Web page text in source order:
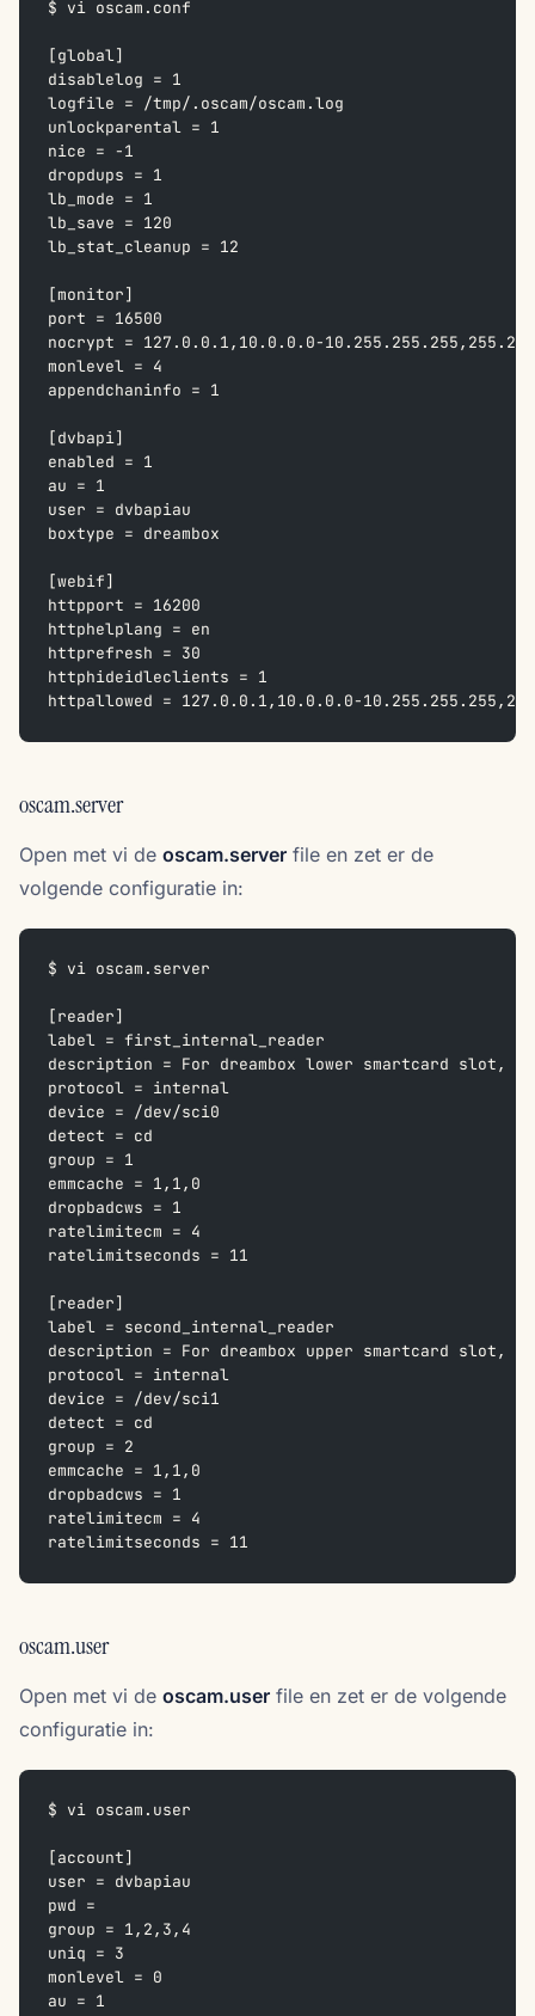
$ vi oscam.conf
[global]
disablelog = 1
logfile = /tmp/.oscam/oscam.log
unlockparental = 1
nice = -1
dropdups = 1
lb_mode = 1
lb_save = 120
lb_stat_cleanup = 12
[monitor]
port = 16500
nocrypt = 127.0.0.1,10.0.0.0-
monlevel = 4
appendchaninfo = 1
[dvbapi]
enabled = 1
au = 1
user = dvbapiau
boxtype = dreambox
[webif]
httpport = 16200
httphelplang = en
httprefresh = 30
httphideidleclients = 1
httpallowed = 127.0.0.1,10.0.0.0-
oscam.server
Open met vi de oscam.server file en zet er de
volgende configuratie in:
$ vi oscam.server
[reader]
label = first_internal_reader
description = For dreambox lower smartcard slot,
protocol = internal
device = /dev/sci0
detect = cd
group = 1
emmcache = 1,1,0
dropbadcws = 1
ratelimitecm = 4
ratelimitseconds = 11
[reader]
label = second_internal_reader
description = For dreambox upper smartcard slot,
protocol = internal
device = /dev/sci1
detect = cd
group = 2
emmcache = 1,1,0
dropbadcws = 1
ratelimitecm = 4
ratelimitseconds = 11
oscam.user
Open met vi de oscam.user file en zet er de volgende
configuratie in:
$ vi oscam.user
[account]
user = dvbapiau
pwd =
group = 1,2,3,4
uniq = 3
monlevel = 0
au = 1